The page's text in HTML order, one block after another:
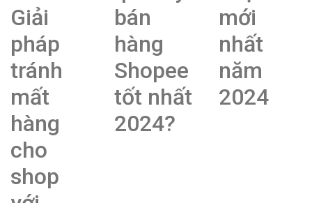
Giải
pháp
tránh
mất
hàng
cho
shop
bán
hàng
Shopee
tốt nhất
2024?
mới
nhất
năm
2024